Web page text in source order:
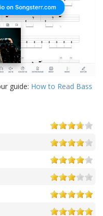
guide: How to Read Bass